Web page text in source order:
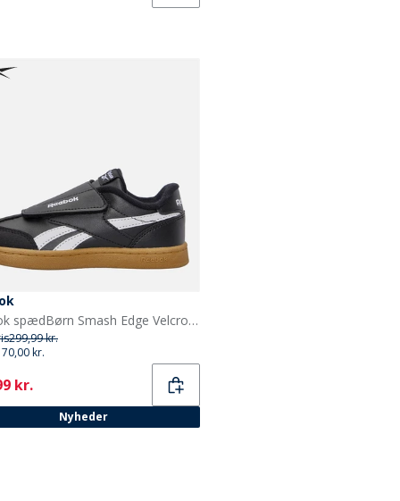
Reebok spædBørn Smash Edge Velcro Træningssko Sort/Hvid/Gum
299,99 kr.
kr.
kr.
Nyheder